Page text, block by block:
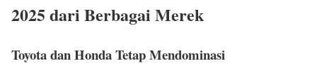
2025 dari Berbagai Merek
Toyota dan Honda Tetap Mendominasi